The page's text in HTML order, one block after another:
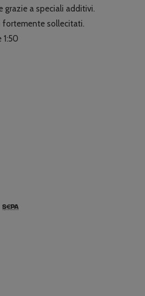
grazie a speciali additivi.
fortemente sollecitati.
1:50